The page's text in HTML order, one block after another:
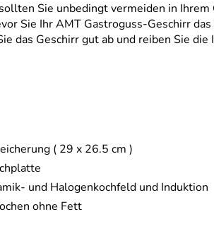
Sie unbedingt vermeiden in
Sie Ihr AMT Gastroguss-Geschirr
das Geschirr gut ab und reiben Sie
( 29 x 26.5 cm )
und Halogenkochfeld und Induktion
ohne Fett